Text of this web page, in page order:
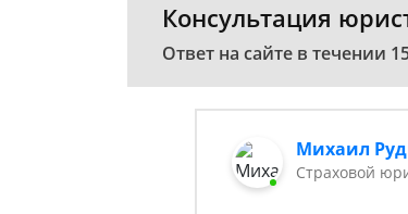
Консультация
Ответ на сайте в течении
Михаил
Страховой